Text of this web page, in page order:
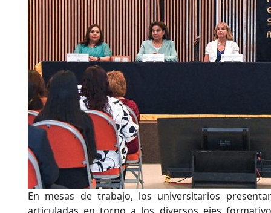
En mesas de trabajo, los universitarios